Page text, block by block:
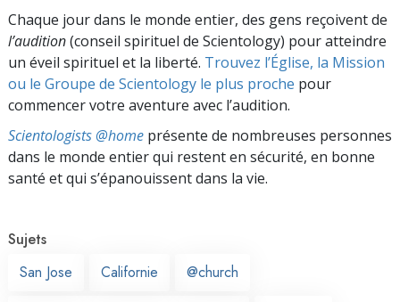
Chaque jour dans le monde entier, des gens reçoivent de
l’audition(conseil spirituel de Scientology) pour atteindre
un éveil spirituel et la liberté. Trouvez l’Église, la Mission
ou le Groupe de Scientology le plus proche pour
commencer votre aventure avec l’audition.
Scientologists @home présente de nombreuses personnes
dans le monde entier qui restent en sécurité, en bonne
santé et qui s’épanouissent dans la vie.
Sujets
San Jose
Californie @church